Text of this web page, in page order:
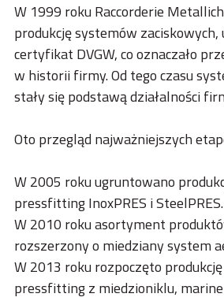
ACADEMY
BIM
NAJWAŻNIEJSZE MOMENTY
POBIERANIE
W 1999 roku Raccorderie
produkcję systemów zaciskowych,
certyfikat DVGW, co oznaczało
w historii firmy. Od tego czasu
stały się podstawą działalności
Oto przegląd najważniejszych
W 2005 roku ugruntowano
pressfitting InoxPRES i SteelPRES.
W 2010 roku asortyment
rozszerzony o miedziany system
W 2013 roku rozpoczęto
pressfitting z miedzioniklu,